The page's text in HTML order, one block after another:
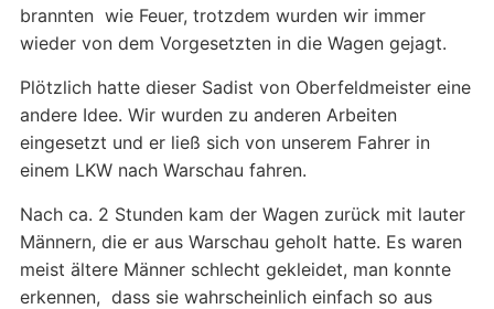
brannten wie Feuer, trotzdem wurden wir immer
wieder von dem Vorgesetzten in die Wagen gejagt.
Plötzlich hatte dieser Sadist von Oberfeldmeister eine
andere Idee. Wir wurden zu anderen Arbeiten
eingesetzt und er ließ sich von unserem Fahrer in
einem LKW nach Warschau fahren.
Nach ca. 2 Stunden kam der Wagen zurück mit lauter
Männern, die er aus Warschau geholt hatte. Es waren
meist ältere Männer schlecht gekleidet, man konnte
erkennen, dass sie wahrscheinlich einfach so aus